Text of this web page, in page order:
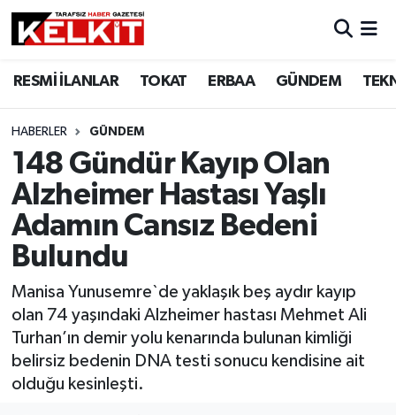
RESMİ İLANLAR TOKAT ERBAA GÜNDEM
HABERLER GÜNDEM
148 Gündür Kayıp Olan
Alzheimer Hastası Yaşlı
Adamın Cansız Bedeni
Bulundu
Manisa Yunusemre`de yaklaşık beş aydır kayıp
olan 74 yaşındaki Alzheimer hastası Mehmet Ali
Turhan’ın demir yolu kenarında bulunan kimliği
belirsiz bedenin DNA testi sonucu kendisine ait
olduğu kesinleşti.